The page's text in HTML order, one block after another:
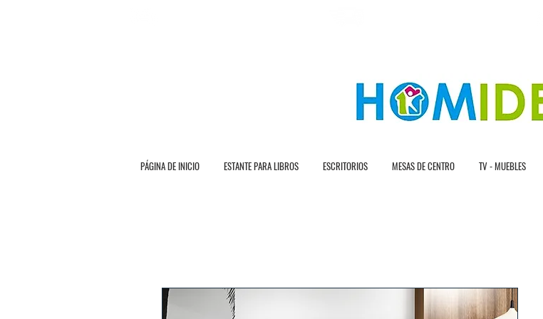
PÁGINA DE INICIO ESTANTE PARA LIBROS ESCRITORIOS MESAS DE CENTRO TV - MUEBLES